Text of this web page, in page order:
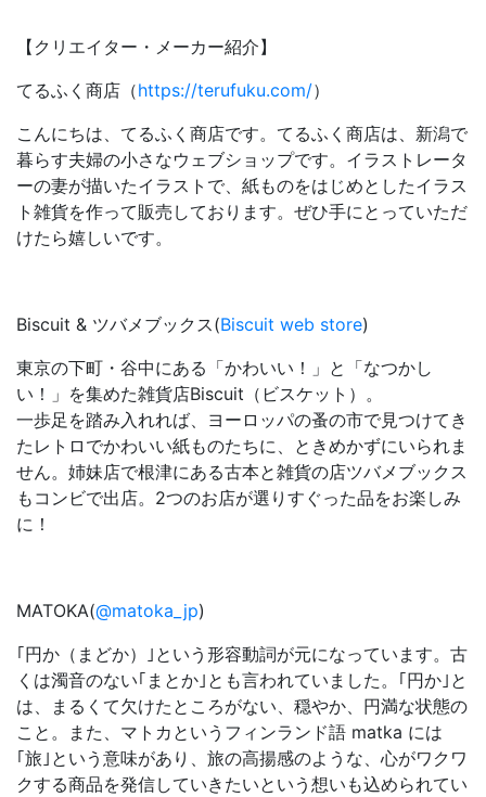
【クリエイター・メーカー紹介】
てるふく商店（https://terufuku.com/）
こんにちは、てるふく商店です。てるふく商店は、新潟で
暮らす夫婦の小さなウェブショップです。イラストレータ
ーの妻が描いたイラストで、紙ものをはじめとしたイラス
ト雑貨を作って販売しております。ぜひ手にとっていただ
けたら嬉しいです。
Biscuit & ツバメブックス(Biscuit web store)
東京の下町・谷中にある「かわいい！」と「なつかし
い！」を集めた雑貨店Biscuit（ビスケット）。
一歩足を踏み入れれば、ヨーロッパの蚤の市で見つけてき
たレトロでかわいい紙ものたちに、ときめかずにいられま
せん。姉妹店で根津にある古本と雑貨の店ツバメブックス
もコンビで出店。2つのお店が選りすぐった品をお楽しみ
に！
MATOKA(@matoka_jp)
｢円か（まどか）｣という形容動詞が元になっています。古
くは濁音のない｢まとか｣とも言われていました。｢円か｣と
は、まるくて欠けたところがない、穏やか、円満な状態の
こと。また、マトカというフィンランド語 matka には
｢旅｣という意味があり、旅の高揚感のような、心がワクワ
クする商品を発信していきたいという想いも込められてい